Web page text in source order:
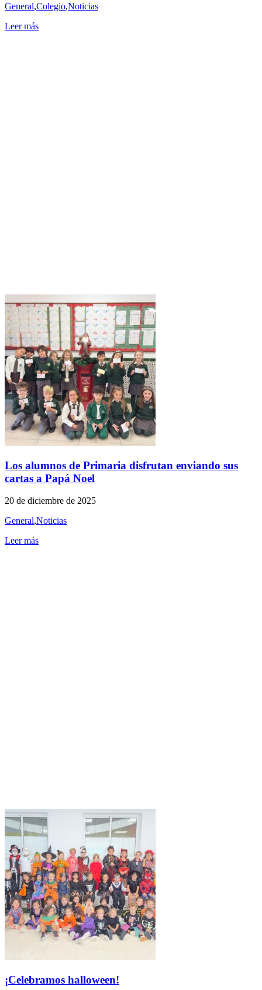
General,Colegio,Noticias
Leer más
Los alumnos de Primaria disfrutan enviando sus
cartas a Papá Noel
20 de diciembre de 2025
General,Noticias
Leer más
¡Celebramos halloween!